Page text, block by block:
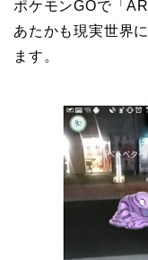
ポケモンGOで「
あたかも現実世界
ます。